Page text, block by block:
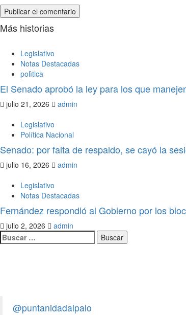
Más historias
Legislativo
Notas Destacadas
polìtica
El Senado aprobó la ley para los que
julio 21, 2026
admin
Legislativo
Política Nacional
Senado: por falta de respaldo, se cayó la
julio 16, 2026
admin
Legislativo
Notas Destacadas
Fernández respondió al Gobierno por los
julio 2, 2026 admin
@puntanidadalpalo
Legislativo Notas Destacadas polìtica
El Senado aprobó la ley
provoquen accidentes,
de Salud